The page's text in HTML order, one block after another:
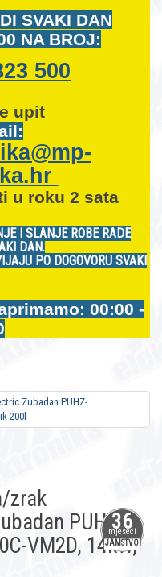
SVAKI DAN
NA BROJ:
500
upit
u roku 2 sata
I SLANJE ROBE RADE
DAN.
PO DOGOVORU SVAKI
00:00 -
36
mjeseci
JAMSTVO
zrak
PUHZ-
VM2D, 14kW,